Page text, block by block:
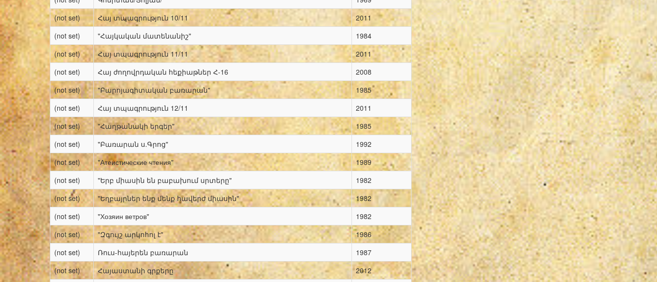
(not set)
Հայ տպագրություն 10/11
2011
(not set)
"Հայկական մատենանիշ"
1984
(not set)
Հայ տպագրություն 11/11
2011
(not set)
Հայ ժողովրդական հեքիաթներ Հ-16
2008
(not set)
"Բարոյագիտական բառարան"
1985
(not set)
Հայ տպագրություն 12/11
2011
(not set)
"Հաղթանակի երգեր"
1985
(not set)
"Բառարան ս.Գրոց"
1992
(not set)
"Атеистические чтения"
1989
(not set)
"Երբ միասին են բաբախում սրտերը"
1982
(not set)
"Եղբայրներ ենք մենք հավերժ միասին"
1982
(not set)
"Хозяин ветров"
1982
(not set)
"Զգույշ արկոհոլ է"
1986
(not set)
Ռուս-հայերեն բառարան
1987
(not set)
Հայաստանի գրքերը
2012